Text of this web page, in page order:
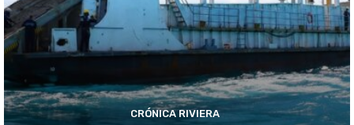
CRÓNICA RIVIERA